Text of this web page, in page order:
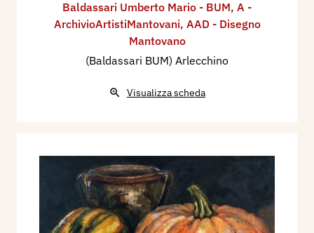
Baldassari Umberto Mario - BUM, A -
ArchivioArtistiMantovani, AAD - Disegno
Mantovano
(Baldassari BUM) Arlecchino
Visualizza scheda